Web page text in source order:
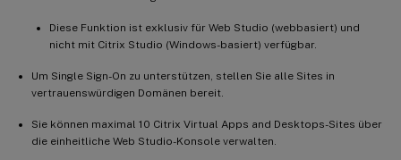
Diese Funktion ist exklusiv für Web Studio (webbasiert) und
nicht mit Citrix Studio (Windows-basiert) verfügbar.
Um Single Sign-On zu unterstützen, stellen Sie alle Sites in
vertrauenswürdigen Domänen bereit.
Sie können maximal 10 Citrix Virtual Apps and Desktops-Sites über
die einheitliche Web Studio-Konsole verwalten.